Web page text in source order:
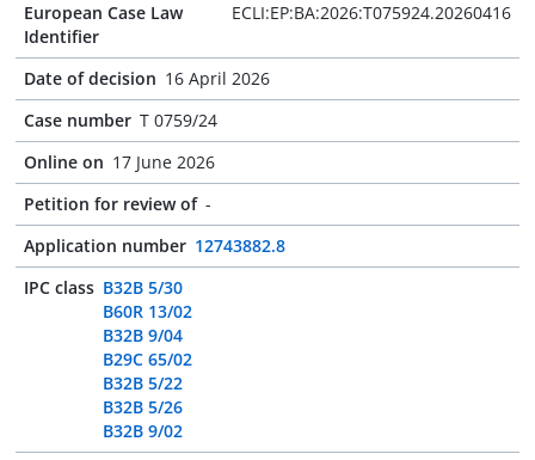
European Case Law
Identifier
ECLI:EP:BA:2026:T075924.20260416
Date of decision 16 April 2026
Case number T 0759/24
Online on 17 June 2026
Petition for review of -
Application number 12743882.8
IPC class B32B 5/30
B60R 13/02
B32B 9/04
B29C 65/02
B32B 5/22
B32B 5/26
B32B 9/02